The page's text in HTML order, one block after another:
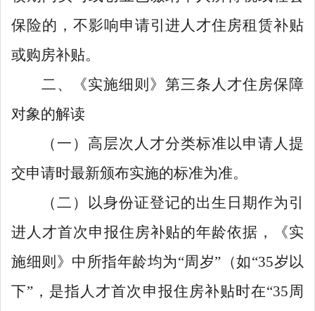
保险的，不影响申请引进人才住房租赁补贴
或购房补贴。
二、《实施细则》第三条人才住房保障
对象的解读
（一）高层次人才分类标准以申请人提
交申请时最新颁布实施的标准为准。
（二）以身份证登记的出生日期作为引
进人才首次申报住房补贴的年龄依据，《实
施细则》中所指年龄均为“周岁” （如“35岁以
下” ，是指人才首次申报住房补贴时在“35周